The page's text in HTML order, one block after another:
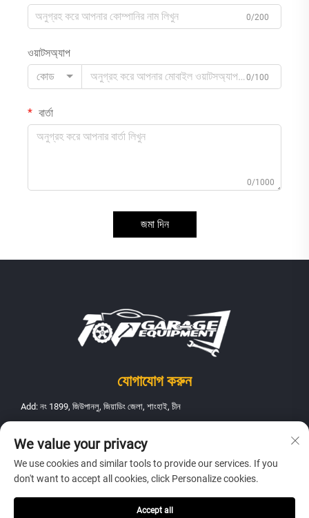
0/200
ওয়াটসঅ্যাপ
কোড
0/100
বার্তা
0/1000
জমা দিন
যোগাযোগ করুন
Add: নং 1899, জিউপানলু, জিয়াডিং জেলা, শাংহাই, চীন
ই-মেইল:[email protected]
বিক্রয় ইমেইল:[email protected]
We value your privacy
We use cookies and similar tools to provide our services. If you
don't want to accept all cookies, click Personalize cookies.
Accept all